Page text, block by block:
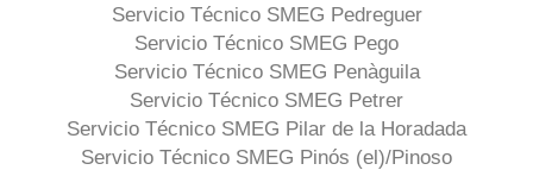
Servicio Técnico SMEG Pedreguer
Servicio Técnico SMEG Pego
Servicio Técnico SMEG Penàguila
Servicio Técnico SMEG Petrer
Servicio Técnico SMEG Pilar de la Horadada
Servicio Técnico SMEG Pinós (el)/Pinoso